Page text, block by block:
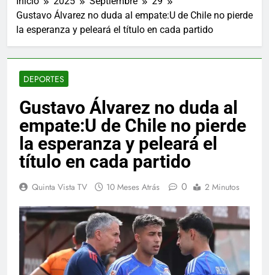
Gustavo Álvarez no duda al empate:U de Chile no pierde
la esperanza y peleará el título en cada partido
DEPORTES
Gustavo Álvarez no duda al
empate:U de Chile no pierde
la esperanza y peleará el
título en cada partido
Quinta Vista TV 10 Meses Atrás 0 2 Minutos